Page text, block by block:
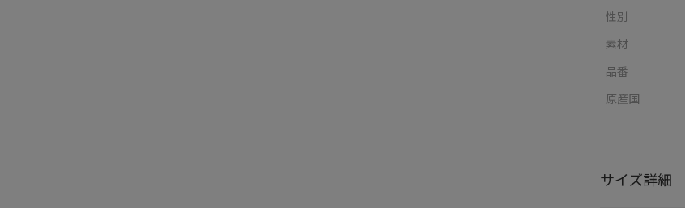
性別
素材
品番
原産国
サイズ詳細